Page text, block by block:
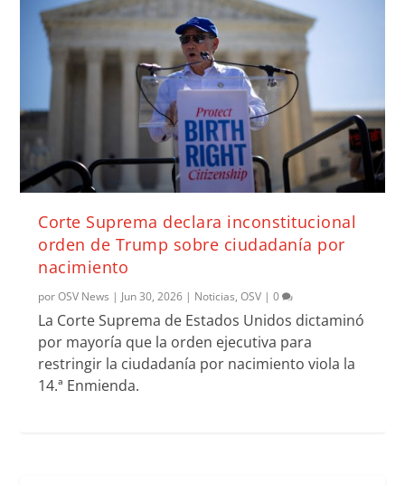
Corte Suprema declara inconstitucional
orden de Trump sobre ciudadanía por
nacimiento
porOSV News | Jun 30, 2026 | Noticias,OSV |0
La Corte Suprema de Estados Unidos dictaminó
por mayoría que la orden ejecutiva para
restringir la ciudadanía por nacimiento viola la
14.ª Enmienda.